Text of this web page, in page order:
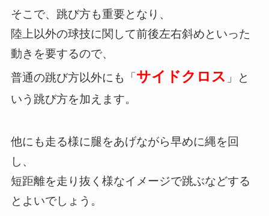
そこで、跳び方も重要となり、
陸上以外の球技に関して前後左右斜めといった
動きを要するので、
普通の跳び方以外にも「 サイドクロス 」と
いう跳び方を加えます。
他にも走る様に腿をあげながら早めに縄を回
し、
短距離を走り抜く様なイメージで跳ぶなどする
とよいでしょう。